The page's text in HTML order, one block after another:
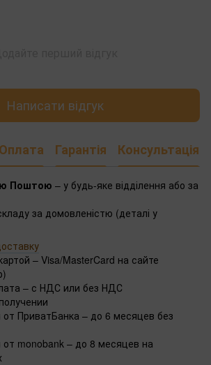
Написати відгук
Оплата Гарантія Консультація
Поштою – у будь-яке відділення або за
за домовленістю (деталі у
– Visa/MasterCard на сайте
– с НДС или без НДС
ПриватБанка – до 6 месяцев без
monobank – до 8 месяцев на